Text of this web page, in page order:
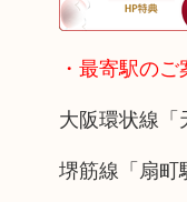
・最寄駅のご
大阪環状線「
堺筋線「扇町